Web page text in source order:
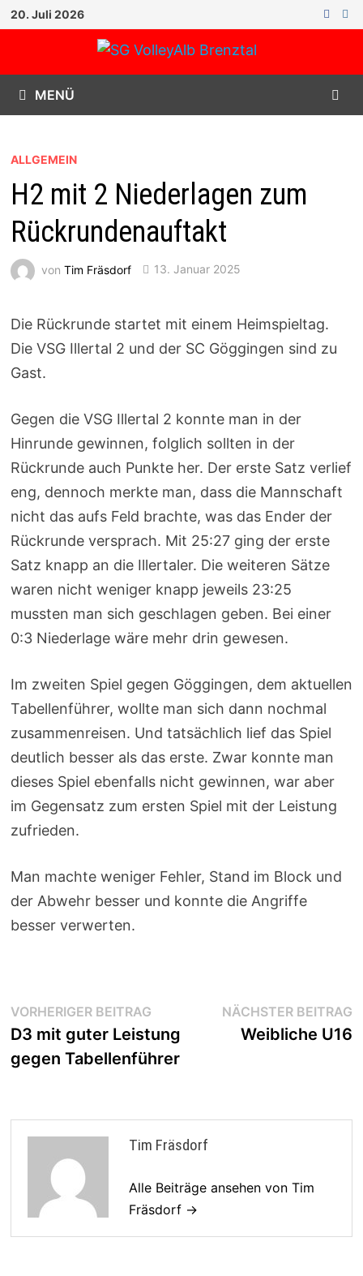
Zum
Inhalt
20. Juli 2026
MENÜ
ALLGEMEIN
H2 mit 2 Niederlagen zum
Rückrundenauftakt
von Tim Fräsdorf 13. Januar 2025
Die Rückrunde startet mit einem Heimspieltag.
Die VSG Illertal 2 und der SC Göggingen sind zu
Gast.
Gegen die VSG Illertal 2 konnte man in der
Hinrunde gewinnen, folglich sollten in der
Rückrunde auch Punkte her. Der erste Satz verlief
eng, dennoch merkte man, dass die Mannschaft
nicht das aufs Feld brachte, was das Ender der
Rückrunde versprach. Mit 25:27 ging der erste
Satz knapp an die Illertaler. Die weiteren Sätze
waren nicht weniger knapp jeweils 23:25
mussten man sich geschlagen geben. Bei einer
0:3 Niederlage wäre mehr drin gewesen.
Im zweiten Spiel gegen Göggingen, dem aktuellen
Tabellenführer, wollte man sich dann nochmal
zusammenreisen. Und tatsächlich lief das Spiel
deutlich besser als das erste. Zwar konnte man
dieses Spiel ebenfalls nicht gewinnen, war aber
im Gegensatz zum ersten Spiel mit der Leistung
zufrieden.
Man machte weniger Fehler, Stand im Block und
der Abwehr besser und konnte die Angriffe
besser verwerten.
Beitragsnavigation
VORHERIGER BEITRAGVorheriger
Beitrag:
D3 mit guter Leistung
gegen Tabellenführer
NÄCHSTER BEITRAG
Weibliche U16
Tim Fräsdorf
Alle Beiträge ansehen von Tim
Fräsdorf →